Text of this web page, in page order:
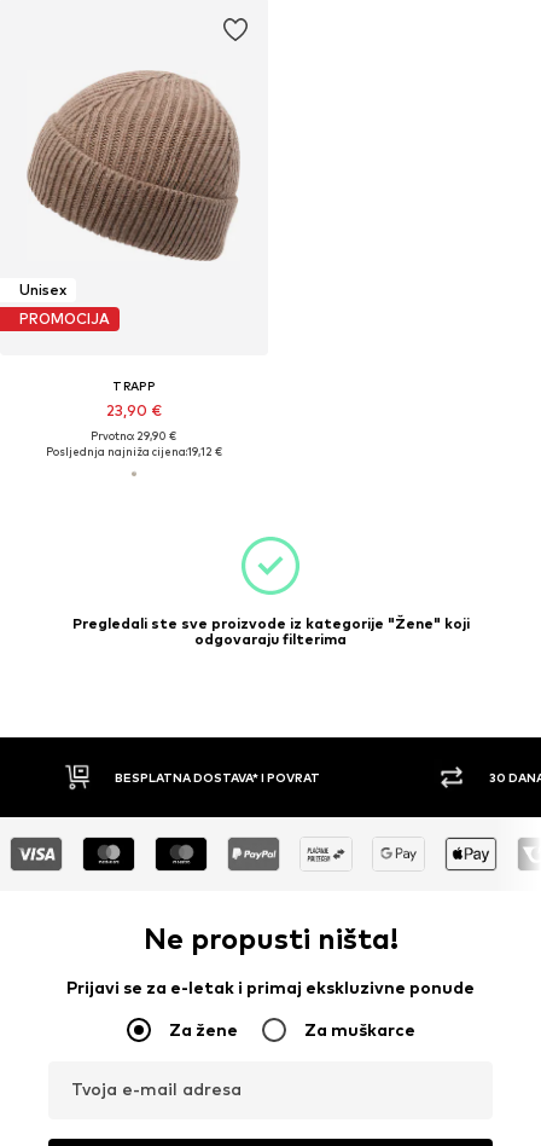
Unisex
PROMOCIJA
TRAPP
23,90 €
Prvotno: 29,90 €
Posljednja najniža cijena:19,12 €
Pregledali ste sve proizvode iz kategorije "Žene" koji
odgovaraju filterima
BESPLATNA DOSTAVA* I POVRAT 30
Ne propusti ništa!
Prijavi se za e-letak i primaj ekskluzivne ponude
Za žene Za muškarce
Tvoja e-mail adresa